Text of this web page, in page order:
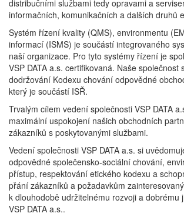
distribučními službami tedy opravami a
informačních, komunikačních a dalších druhů
Systém řízení kvality (QMS), environmentu
informací (ISMS) je součástí integrovaného
naší organizace. Pro tyto systémy řízení je
VSP DATA a.s. certifikovaná. Naše společnost
dodržování Kodexu chování odpovědné
který je součástí ISŘ.
Trvalým cílem vedení společnosti VSP DATA
maximální uspokojení našich obchodních
zákazníků s poskytovanými službami.
Vedení společnosti VSP DATA a.s. si
odpovědné společensko-sociální chování,
přístup, respektování etického kodexu a
přání zákazníků a požadavkům
k dlouhodobě udržitelnému rozvoji a dobrému
VSP DATA a.s..